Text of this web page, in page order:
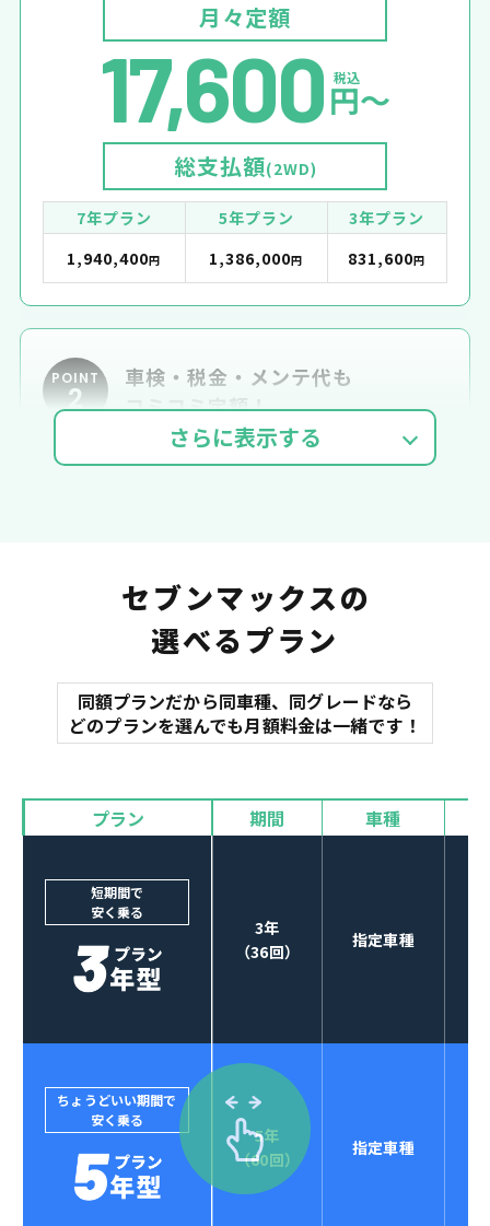
月々定額
17,600 税込
円〜
総支払額(2WD)
7年プラン 5年プラン
3年プラン
1,940,400円 1,386,000円 831,600円
POINT
2
車検・税金・メンテ代も
コミコミ定額！
オイル交換 諸費用
マット
バイザー
3
オプションも選べる！
POINT
4
セブンマックスなら
クレジットカード払い可能
セブンマックスの
選べるプラン
同額プランだから同車種、同グレードなら
どのプランを選んでも月額料金は一緒です！
プラン 期間 車種
短期間で
安く乗る
3年
（36回）
指定車種
ちょうどいい期間で
安く乗る
5年
（60回）
指定車種